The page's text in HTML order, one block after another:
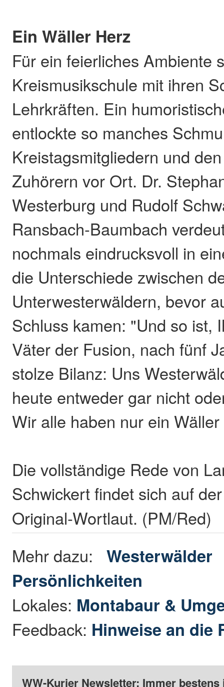
Ein Wäller Herz
Für ein feierliches Ambiente
Kreismusikschule mit ihren
Lehrkräften. Ein
entlockte so manches
Kreistagsmitgliedern und
Zuhörern vor Ort. Dr.
Westerburg und Rudolf
Ransbach-Baumbach
nochmals eindrucksvoll in
die Unterschiede zwischen
Unterwesterwäldern, bevor
Schluss kamen: "Und so ist,
Väter der Fusion, nach fünf
stolze Bilanz: Uns
heute entweder gar nicht
Wir alle haben nur ein
Die vollständige Rede von
Schwickert findet sich auf
Original-Wortlaut. (PM/Red)
Mehr dazu:Westerwälder
Persönlichkeiten
Lokales: Montabaur &
Feedback: Hinweise an die
WW-Kurier Newsletter: Immer